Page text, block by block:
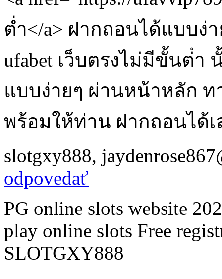
ต่ำ</a> ฝากถอนได้แบบง่
ufabet เว็บตรงไม่มีขั้นต่ํา
แบบง่ายๆ ผ่านหน้าหลัก ทา
พร้อมให้ท่าน ฝากถอนได้
slotgxy888,
odpovedať
PG online slots website
play online slots Free
SLOTGXY888